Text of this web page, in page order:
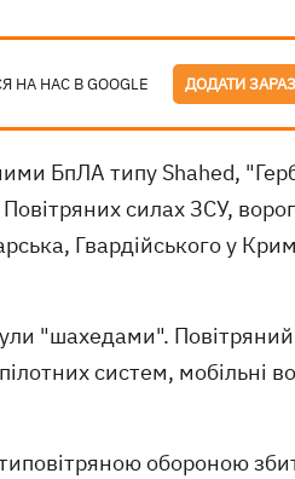
НА НАС В GOOGLE ДОДАТИ ЗАРАЗ
БпЛА типу Shahed,
Повітряних силах ЗСУ,
Гвардійського у
"шахедами". Повітряний
систем, мобільні
обороною